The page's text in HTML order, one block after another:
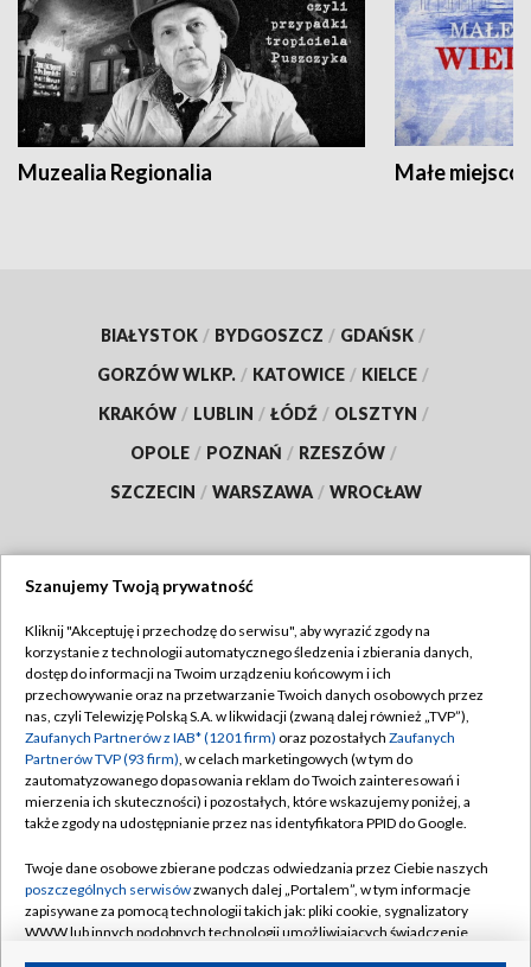
Muzealia Regionalia Małe
BIAŁYSTOK / BYDGOSZCZ / GDAŃSK /
GORZÓW WLKP. / KATOWICE / KIELCE /
KRAKÓW / LUBLIN / ŁÓDŹ / OLSZTYN /
OPOLE / POZNAŃ / RZESZÓW /
SZCZECIN / WARSZAWA / WROCŁAW
TVP
Abonament TVP
Emisja w TVP
Centrum informacji TVP
Naziemna Telewizja Cyfrowa
Rada Programowa
System NOS
Informacje o nadawcy
Regulamin TVP
Polityka prywatności
Moje zgody
Pomoc
Kontakt
Szanujemy Twoją prywatność
Kliknij "Akceptuję i przechodzę do serwisu", aby wyrazić zgody na
korzystanie z technologii automatycznego śledzenia i zbierania danych,
dostęp do informacji na Twoim urządzeniu końcowym i ich
przechowywanie oraz na przetwarzanie Twoich danych osobowych przez
nas, czyli Telewizję Polską S.A. w likwidacji (zwaną dalej również „TVP”),
Zaufanych Partnerów z IAB* (1201 firm) oraz pozostałych Zaufanych
Partnerów TVP (93 firm), w celach marketingowych (w tym do
zautomatyzowanego dopasowania reklam do Twoich zainteresowań i
mierzenia ich skuteczności) i pozostałych, które wskazujemy poniżej, a
także zgody na udostępnianie przez nas identyfikatora PPID do Google.
Twoje dane osobowe zbierane podczas odwiedzania przez Ciebie naszych
poszczególnych serwisówzwanych dalej „Portalem”, w tym informacje
zapisywane za pomocą technologii takich jak: pliki cookie, sygnalizatory
WWW lub innych podobnych technologii umożliwiających świadczenie